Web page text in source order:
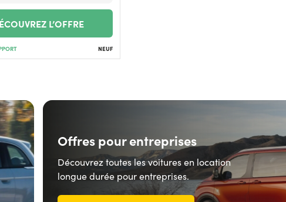
L’OFFRE
NEUF
Offres pour entreprises
Découvrez toutes les voitures en location
longue durée pour entreprises.